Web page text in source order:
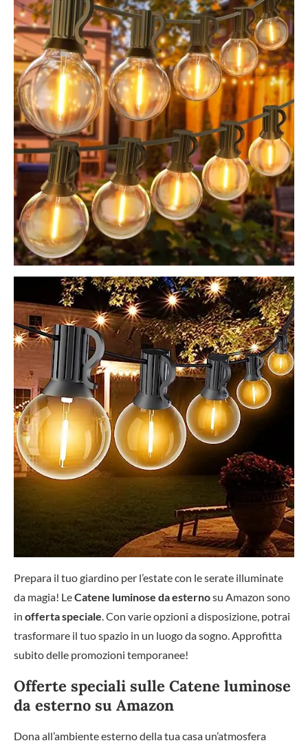
Prepara il tuo giardino per l’estate con le serate illuminate
da magia! LeCatene luminose da esternosu Amazon sono
in offerta speciale. Con varie opzioni a disposizione, potrai
trasformare il tuo spazio in un luogo da sogno. Approfitta
subito delle promozioni temporanee!
Offerte speciali sulle Catene luminose
da esterno su Amazon
Dona all’ambiente esterno della tua casa un’atmosfera